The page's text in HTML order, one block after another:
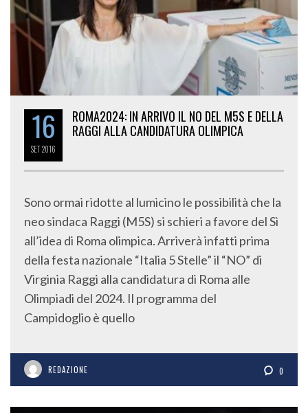
16
SET2016
ROMA2024: IN ARRIVO IL NO DEL M5S E DELLA
RAGGI ALLA CANDIDATURA OLIMPICA
Sono ormai ridotte al lumicino le possibilità che la
neo sindaca Raggi (M5S) si schieri a favore del Sì
all’idea di Roma olimpica. Arriverà infatti prima
della festa nazionale “Italia 5 Stelle” il “NO” di
Virginia Raggi alla candidatura di Roma alle
Olimpiadi del 2024. Il programma del
Campidoglio è quello
REDAZIONE 0